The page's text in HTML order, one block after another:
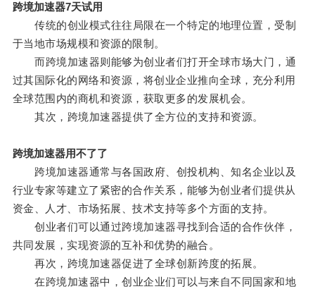
跨境加速器7天试用
传统的创业模式往往局限在一个特定的地理位置，受制
于当地市场规模和资源的限制。
而跨境加速器则能够为创业者们打开全球市场大门，通
过其国际化的网络和资源，将创业企业推向全球，充分利用
全球范围内的商机和资源，获取更多的发展机会。
其次，跨境加速器提供了全方位的支持和资源。
跨境加速器用不了了
跨境加速器通常与各国政府、创投机构、知名企业以及
行业专家等建立了紧密的合作关系，能够为创业者们提供从
资金、人才、市场拓展、技术支持等多个方面的支持。
创业者们可以通过跨境加速器寻找到合适的合作伙伴，
共同发展，实现资源的互补和优势的融合。
再次，跨境加速器促进了全球创新跨度的拓展。
在跨境加速器中，创业企业们可以与来自不同国家和地